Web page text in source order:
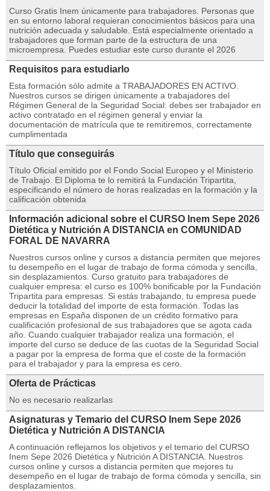
Curso Gratis Inem únicamente para trabajadores. Personas que
en su entorno laboral requieran conocimientos básicos para una
nutrición adecuada y saludable. Está especialmente orientado a
trabajadores que forman parte de la estructura de una
microempresa. Puedes estudiar este curso durante el 2026
Requisitos para estudiarlo
Esta formación sólo admite a TRABAJADORES EN ACTIVO.
Nuestros cursos se dirigen únicamente a trabajadores del
Régimen General de la Seguridad Social: debes ser trabajador en
activo contratado en el régimen general y enviar la
documentación de matrícula que te remitiremos, correctamente
cumplimentada
Título que conseguirás
Título Oficial emitido por el Fondo Social Europeo y el Ministerio
de Trabajo. El Diploma te lo remitirá la Fundación Tripartita,
especificando el número de horas realizadas en la formación y la
calificación obtenida
Información adicional sobre el CURSO Inem Sepe 2026
Dietética y Nutrición A DISTANCIA en COMUNIDAD
FORAL DE NAVARRA
Nuestros cursos online y cursos a distancia permiten que mejores
tu desempeño en el lugar de trabajo de forma cómoda y sencilla,
sin desplazamientos. Curso gratuito para trabajadores de
cualquier empresa: el curso es 100% bonificable por la Fundación
Tripartita para empresas. Si estás trabajando, tu empresa puede
deducir la totalidad del importe de esta formación. Todas las
empresas en España disponen de un crédito formativo para
cualificación profesional de sus trabajadores que se agota cada
año. Cuando cualquier trabajador realiza una formación, el
importe del curso se deduce de las cuotas de la Seguridad Social
a pagar por la empresa de forma que el coste de la formación
para el trabajador y para la empresa es cero.
Oferta de Prácticas
No es necesario realizarlas
Asignaturas y Temario del CURSO Inem Sepe 2026
Dietética y Nutrición A DISTANCIA
A continuación reflejamos los objetivos y el temario del CURSO
Inem Sepe 2026 Dietética y Nutrición A DISTANCIA. Nuestros
cursos online y cursos a distancia permiten que mejores tu
desempeño en el lugar de trabajo de forma cómoda y sencilla, sin
desplazamientos.